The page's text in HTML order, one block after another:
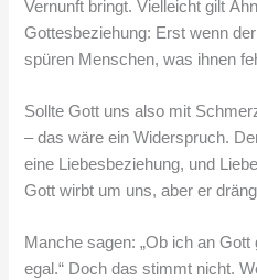
Vernunft bringt. Vielleicht gilt
Gottesbeziehung: Erst wenn
spüren Menschen, was ihnen
Sollte Gott uns also mit
– das wäre ein Widerspruch.
eine Liebesbeziehung, und
Gott wirbt um uns, aber er
Manche sagen: „Ob ich an
egal.“ Doch das stimmt nicht.